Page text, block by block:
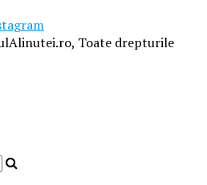
Toate drepturile